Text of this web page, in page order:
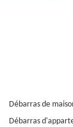
Débarras de
Débarras